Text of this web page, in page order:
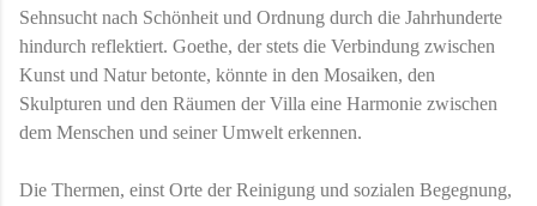
Sehnsucht nach Schönheit und Ordnung durch die Jahrhunderte
hindurch reflektiert. Goethe, der stets die Verbindung zwischen
Kunst und Natur betonte, könnte in den Mosaiken, den
Skulpturen und den Räumen der Villa eine Harmonie zwischen
dem Menschen und seiner Umwelt erkennen.
Die Thermen, einst Orte der Reinigung und sozialen Begegnung,